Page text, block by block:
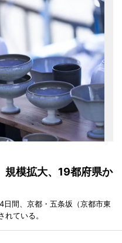
規模拡大、19都府県か
日間、京都・五条坂（京都市東
ている。